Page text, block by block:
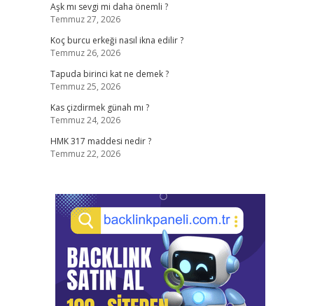
Aşk mı sevgi mi daha önemli ?
Temmuz 27, 2026
Koç burcu erkeği nasıl ikna edilir ?
Temmuz 26, 2026
Tapuda birinci kat ne demek ?
Temmuz 25, 2026
Kas çizdirmek günah mı ?
Temmuz 24, 2026
HMK 317 maddesi nedir ?
Temmuz 22, 2026